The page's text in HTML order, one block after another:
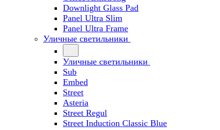
Downlight Glass Pad
Panel Ultra Slim
Panel Ultra Frame
Уличные светильники
Уличные светильники
Sub
Embed
Street
Asteria
Street Regul
Street Induction Classic Blue